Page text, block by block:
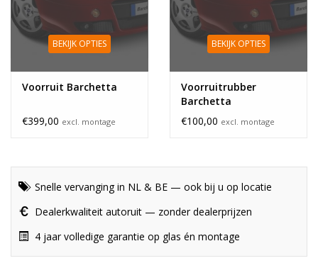
BEKIJK OPTIES
Voorruit Barchetta
€399,00 excl. montage
BEKIJK OPTIES
Voorruitrubber
Barchetta
€100,00 excl. montage
Snelle vervanging in NL & BE — ook bij u op locatie
Dealerkwaliteit autoruit — zonder dealerprijzen
4 jaar volledige garantie op glas én montage